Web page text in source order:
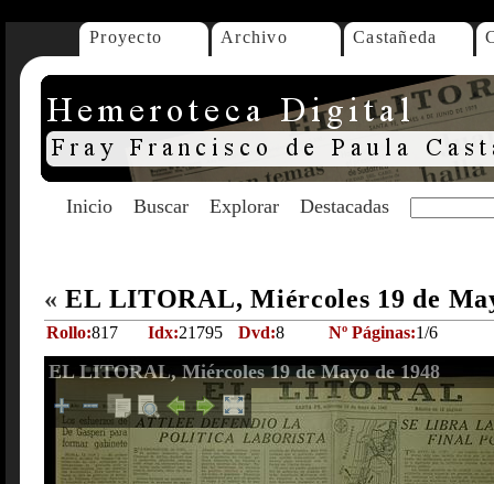
Proyecto Archivo Castañeda
Inicio Buscar Explorar Destacadas
« EL LITORAL, Miércoles 19 de
Rollo:817 Idx:21795 Dvd:8 Nº Páginas:1/6
EL LITORAL, Miércoles 19 de Mayo de 1948